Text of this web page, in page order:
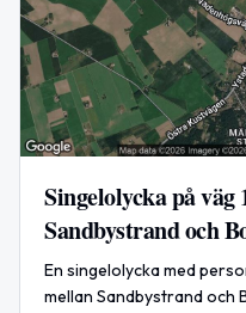
Singelolycka på väg
Sandbystrand och
En singelolycka med
mellan Sandbystrand